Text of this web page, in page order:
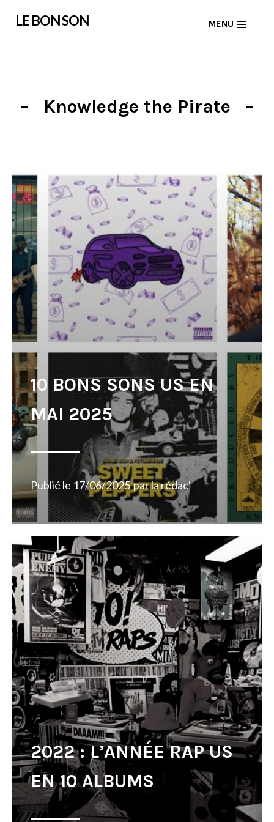
LE BON SON MENU
Knowledge the Pirate
10 BONS SONS US EN
MAI 2025
Publié le 17/06/2025 parla rédac'
2022 : L’ANNÉE RAP US
EN 10 ALBUMS